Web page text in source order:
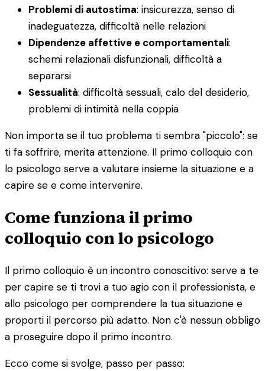
Problemi di autostima: insicurezza, senso di
inadeguatezza, difficoltà nelle relazioni
Dipendenze affettive e comportamentali:
schemi relazionali disfunzionali, difficoltà a
separarsi
Sessualità: difficoltà sessuali, calo del desiderio,
problemi di intimità nella coppia
Non importa se il tuo problema ti sembra "piccolo": se
ti fa soffrire, merita attenzione. Il primo colloquio con
lo psicologo serve a valutare insieme la situazione e a
capire se e come intervenire.
Come funziona il primo
colloquio con lo psicologo
Il primo colloquio è un incontro conoscitivo: serve a te
per capire se ti trovi a tuo agio con il professionista, e
allo psicologo per comprendere la tua situazione e
proporti il percorso più adatto. Non c'è nessun obbligo
a proseguire dopo il primo incontro.
Ecco come si svolge, passo per passo: